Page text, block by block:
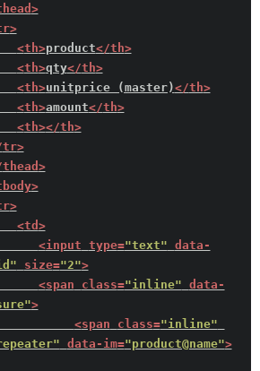
>
>
<th>product</th>
<th>qty</th>
<th>unitprice (master)</th>
<th>amount</th>
<th></th>
tr>
thead >
>
>
<td >
<input type="text" data-
size="2">
<span class="inline" data-
>
<span class="inline"
data-im="product@name">